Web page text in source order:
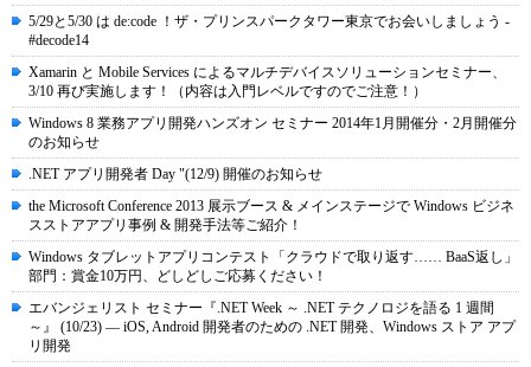
5/29と5/30 は de:code ！ザ・プリンスパークタワー東京でお会いしましょう -
#decode14
Xamarin と Mobile Services によるマルチデバイスソリューションセミナー、
3/10 再び実施します！（内容は入門レベルですのでご注意！）
Windows 8 業務アプリ開発ハンズオン セミナー 2014年1月開催分・2月開催分
のお知らせ
.NET アプリ開発者 Day "(12/9) 開催のお知らせ
the Microsoft Conference 2013 展示ブース & メインステージで Windows ビジネ
スストアアプリ事例 & 開発手法等ご紹介！
Windows タブレットアプリコンテスト「クラウドで取り返す…… BaaS返し」
部門：賞金10万円、どしどしご応募ください！
エバンジェリスト セミナー『.NET Week ～ .NET テクノロジを語る 1 週間
～』 (10/23) ― iOS, Android 開発者のための .NET 開発、Windows ストア アプ
リ開発